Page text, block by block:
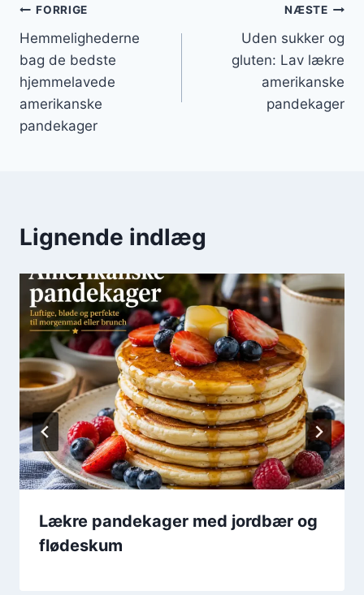
Indlægsnavigation
FORRIGE
Hemmelighederne
bag de bedste
hjemmelavede
amerikanske
pandekager
NÆSTE
Uden sukker og
gluten: Lav lækre
amerikanske
pandekager
Lignende indlæg
Lækre pandekager med jordbær og
flødeskum